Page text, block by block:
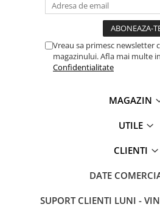
Vreau sa primesc newsletter
magazinului. Afla mai multe in
Confidentialitate
MAGAZIN
UTILE
CLIENTI
DATE
SUPORT CLIENTI LUNI -